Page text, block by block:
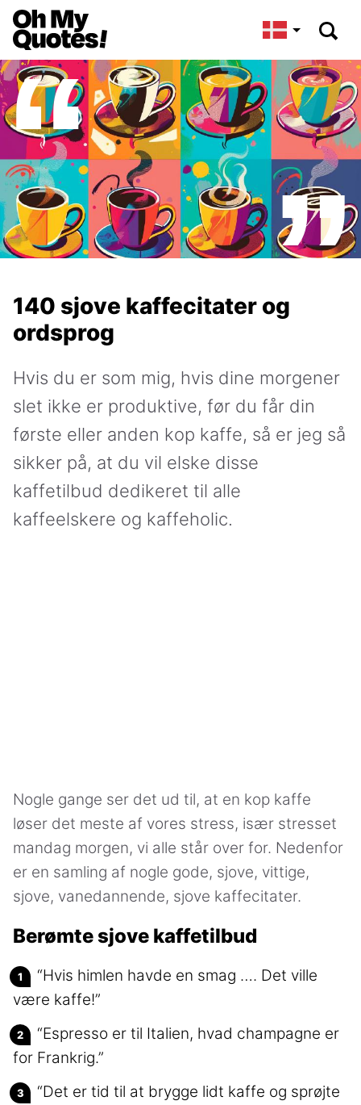
140 sjove kaffecitater og
ordsprog
Hvis du er som mig, hvis dine morgener
slet ikke er produktive, før du får din
første eller anden kop kaffe, så er jeg så
sikker på, at du vil elske disse
kaffetilbud dedikeret til alle
kaffeelskere og kaffeholic.
Nogle gange ser det ud til, at en kop kaffe
løser det meste af vores stress, især stresset
mandag morgen, vi alle står over for. Nedenfor
er en samling af nogle gode, sjove, vittige,
sjove, vanedannende, sjove kaffecitater.
Berømte sjove kaffetilbud
“Hvis himlen havde en smag …. Det ville
være kaffe!”
“Espresso er til Italien, hvad champagne er
for Frankrig.”
“Det er tid til at brygge lidt kaffe og sprøjte